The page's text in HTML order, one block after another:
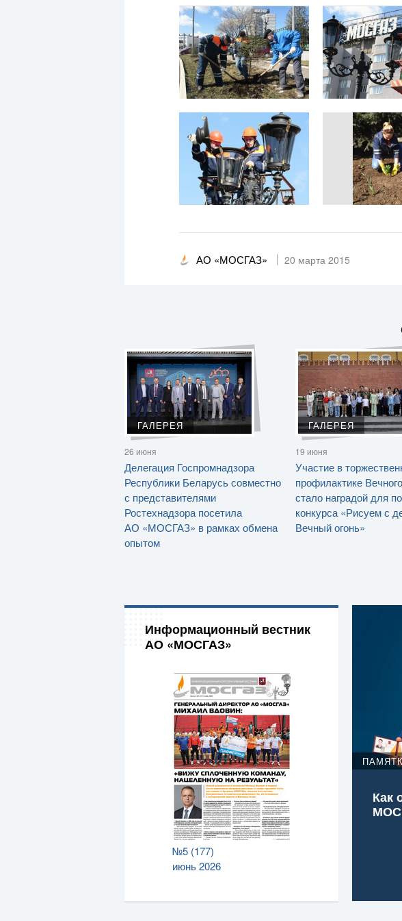
АО «МОСГАЗ» 20 марта 2015
ГАЛЕРЕЯ
26 июня
Делегация Госпромнадзора
Республики Беларусь совместно
с представителями
Ростехнадзора посетила
АО «МОСГАЗ» в рамках обмена
опытом
ГАЛЕРЕЯ
19 июня
Участие в
профилактике
стало наградой для
конкурса «Рисуем с
Вечный огонь»
Информационный вестник
АО «МОСГАЗ»
№5 (177)
июнь 2026
Как